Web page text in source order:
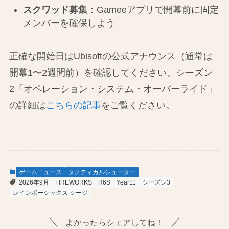
スクワッド募集：Gameeアプリで開幕前に固定
メンバーを確保しよう
正確な開始日はUbisoftの公式アナウンス（通常は
開幕1〜2週間前）を確認してください。シーズン
2「オペレーション・システム・オーバーライド」
の詳細はこちらの記事をご覧ください。
ゲームニュース
タクティカルシューター
2026年9月
FIREWORKS R6S Year11
シーズン3
レインボーシックス シージ
よかったらシェアしてね！